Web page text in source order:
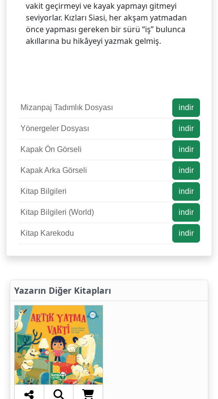
vakit geçirmeyi ve kayak yapmayı gitmeyi
seviyorlar. Kızları Siasi, her akşam yatmadan
önce yapması gereken bir sürü “iş” bulunca
akıllarına bu hikâyeyi yazmak gelmiş.
Mizanpaj Tadımlık Dosyası indir
Yönergeler Dosyası indir
Kapak Ön Görseli indir
Kapak Arka Görseli indir
Kitap Bilgileri indir
Kitap Bilgileri (World) indir
Kitap Karekodu indir
Yazarın Diğer Kitapları